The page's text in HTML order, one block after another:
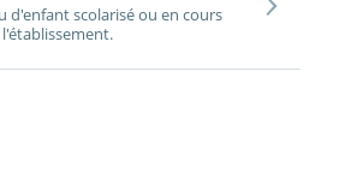
d'enfant scolarisé ou en cours